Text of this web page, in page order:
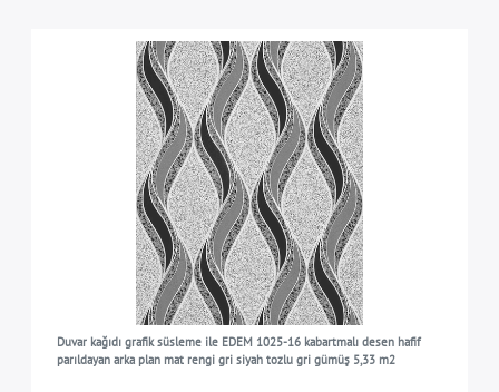
Duvar kağıdı grafik süsleme ile EDEM 1025-16 kabartmalı desen hafif
parıldayan arka plan mat rengi gri siyah tozlu gri gümüş 5,33 m2